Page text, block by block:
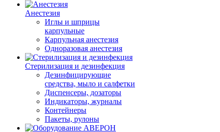
Анестезия
Иглы и шприцы
карпульные
Карпульная анестезия
Одноразовая анестезия
Стерилизация и дезинфекция
Дезинфицирующие
средства, мыло и салфетки
Диспенсеры, дозаторы
Индикаторы, журналы
Контейнеры
Пакеты, рулоны